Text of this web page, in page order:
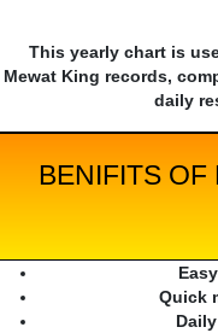
This yearly chart is
Mewat King records,
daily
BENIFITS OF
Quick